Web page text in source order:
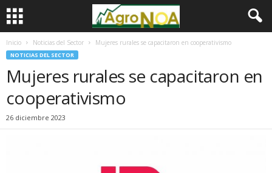
Inicio Noticias del Sector Mujeres rurales se capacitaron en cooperativismo
NOTICIAS DEL SECTOR
Mujeres rurales se capacitaron en
cooperativismo
26 diciembre 2023